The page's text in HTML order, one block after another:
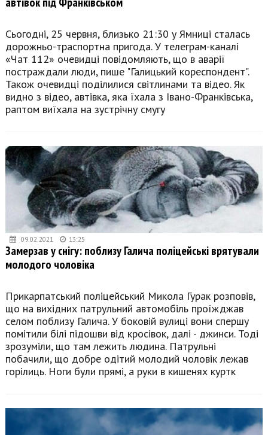
Сьогодні, 25 червня, близько 21:30 у Ямниці сталась
дорожньо-траспортна пригода. У телеграм-каналі
«Чат 112» очевидці повідомляють, що в аварії
постраждали люди, пише "Галицький кореспондент".
Також очевидці поділилися світлинами та відео. Як
видно з відео, автівка, яка їхала з Івано-Франківська,
раптом виїхала на зустрічну смугу
09.02.2021 13:25
Замерзав у снігу: поблизу Галича поліцейські врятували
молодого чоловіка
Прикарпатський поліцейський Микола Гурак розповів,
що на вихідних патрульний автомобіль проїжджав
селом поблизу Галича. У боковій вулиці вони спершу
помітили білі підошви від кросівок, далі - джинси. Тоді
зрозуміли, що там лежить людина. Патрульні
побачили, що добре одітий молодий чоловік лежав
горілиць. Ноги були прямі, а руки в кишенях куртк